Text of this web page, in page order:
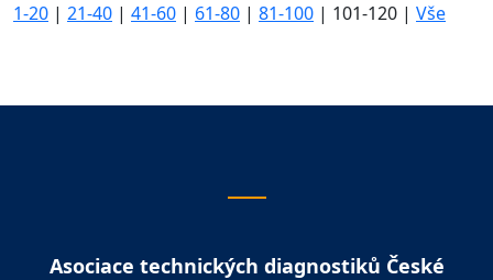
1-20 | 21-40 | 41-60 | 61-80 | 81-100 | 101-120 | Vše
Asociace technických diagnostiků České